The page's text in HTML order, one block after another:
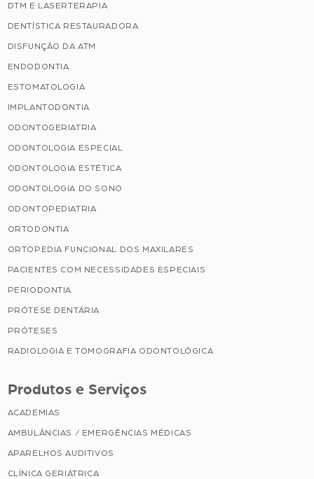
DTM E LASERTERAPIA
DENTÍSTICA RESTAURADORA
DISFUNÇÃO DA ATM
ENDODONTIA
ESTOMATOLOGIA
IMPLANTODONTIA
ODONTOGERIATRIA
ODONTOLOGIA ESPECIAL
ODONTOLOGIA ESTÉTICA
ODONTOLOGIA DO SONO
ODONTOPEDIATRIA
ORTODONTIA
ORTOPEDIA FUNCIONAL DOS MAXILARES
PACIENTES COM NECESSIDADES ESPECIAIS
PERIODONTIA
PRÓTESE DENTÁRIA
PRÓTESES
RADIOLOGIA E TOMOGRAFIA ODONTOLÓGICA
Produtos e Serviços
ACADEMIAS
AMBULÂNCIAS / EMERGÊNCIAS MÉDICAS
APARELHOS AUDITIVOS
CLÍNICA GERIÁTRICA